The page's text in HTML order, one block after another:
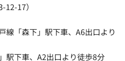
17）
線「森下」駅下車、A6出口より
駅下車、A2出口より徒歩8分